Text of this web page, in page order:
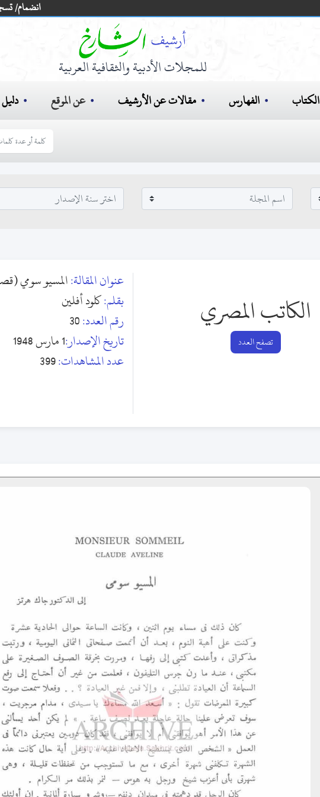
انضمام/
للمجلات الأدبية والثقافية العربية
الكتاب الفهارس مقالات عن الأرشيف عن الموقع دليل
الكاتب المصري
تصفح العدد
عنوان المقالة:المسيو سومي
بقلم:كلود أفلين
رقم العدد:30
تاريخ الإصدار:1 مارس 1948
عدد المشاهدات:399